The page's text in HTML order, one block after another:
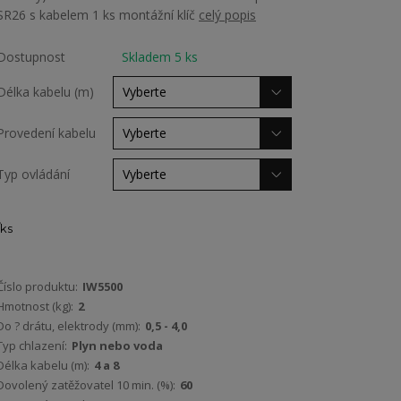
s kabelem 1 ks montážní klíč celý popis
Skladem 5 ks
kabelu (m)
kabelu
ovládání
ks
produktu: IW5500
(kg): 2
? drátu, elektrody (mm): 0,5 - 4,0
chlazení: Plyn nebo voda
kabelu (m): 4 a 8
zatěžovatel 10 min. (%): 60